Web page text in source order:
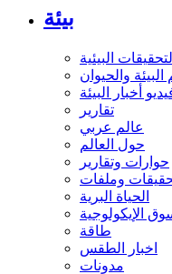
بيئة
البيئية
البيئة والحيوان
أخبار البيئة
تقارير
عالم عربي
حول العالم
حوارات وتقارير
وملفات
الحياة البرية
الإيكولوجية
طاقة
اخبار الطقس
مدونات